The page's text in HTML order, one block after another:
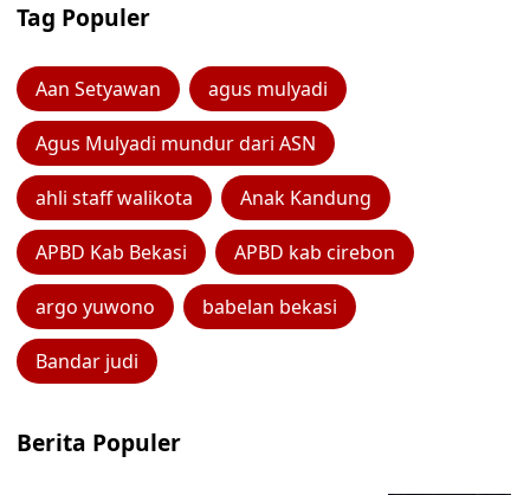
Tag Populer
Aan Setyawan agus mulyadi
Agus Mulyadi mundur dari ASN
ahli staff walikota Anak Kandung
APBD Kab Bekasi APBD kab cirebon
argo yuwono babelan bekasi
Bandar judi
Berita Populer